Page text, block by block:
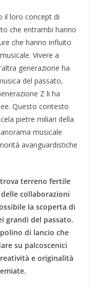
il loro concept di
che entrambi hanno
che hanno influito
Vivere a
generazione ha
del passato,
Z li ha
Questo contesto
pietre miliari della
musicale
avanguardistiche
terreno fertile
collaborazioni
la scoperta di
grandi del passato.
di lancio che
su palcoscenici
e originalità